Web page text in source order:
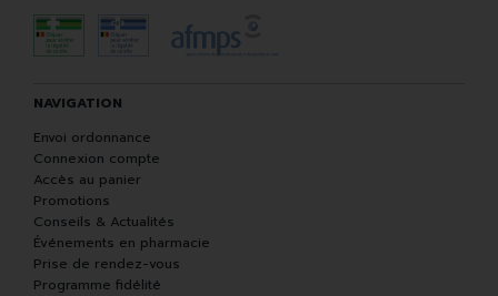
NAVIGATION
Envoi ordonnance
Connexion compte
Accès au panier
Promotions
Conseils & Actualités
Événements en pharmacie
Prise de rendez-vous
Programme fidélité